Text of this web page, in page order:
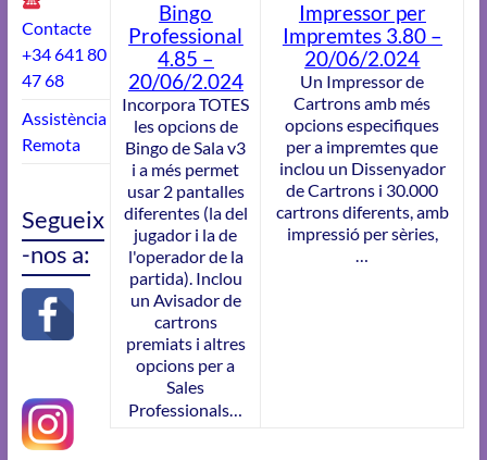
Bingo
Professional
4.85 –
20/06/2.024
Incorpora TOTES
les opcions de
Bingo de Sala v3
i a més permet
usar 2 pantalles
diferentes (la del
jugador i la de
l'operador de la
partida). Inclou
un Avisador de
cartrons
premiats i altres
opcions per a
Sales
Professionals…
Impressor per
Impremtes 3.80–
20/06/2.024
Un Impressor de
Cartrons amb més
opcions especifiques
per a impremtesque
inclou un Dissenyador
de Cartrons i 30.000
cartrons diferents, amb
impressió per sèries,
…
Contacte
+34 641 80
47 68
Assistència
Remota
Segueix
-nos a: